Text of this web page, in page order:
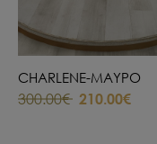
CHARLENE-ΜΑΥΡΟ
300.00€ 210.00€